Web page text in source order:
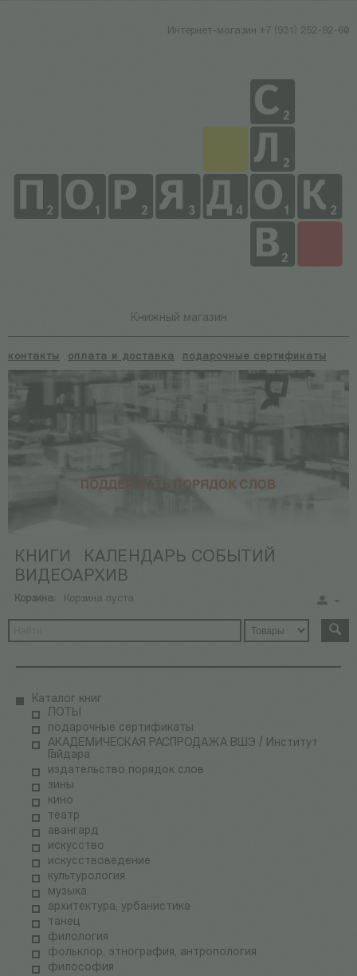
Интернет-магазин +7 (931) 252-92-60
Книжный магазин
контакты оплата и доставка подарочные сертификаты
КНИГИ
КАЛЕНДАРЬ СОБЫТИЙ
ВИДЕОАРХИВ
Корзина: Корзина пуста
Каталог книг
ЛОТЫ
подарочные сертификаты
АКАДЕМИЧЕСКАЯ РАСПРОДАЖА ВШЭ / Институт
Гайдара
издательство порядок слов
зины
кино
театр
авангард
искусство
искусствоведение
культурология
музыка
архитектура, урбанистика
танец
филология
фольклор, этнография, антропология
философия